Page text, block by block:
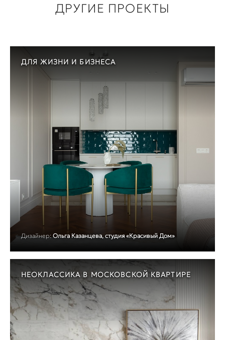
ДРУГИЕ ПРОЕКТЫ
ДЛЯ ЖИЗНИ И БИЗНЕСА
Дизайнер: Ольга Казанцева, студия «Красивый Дом»
НЕОКЛАССИКА В МОСКОВСКОЙ КВАРТИРЕ